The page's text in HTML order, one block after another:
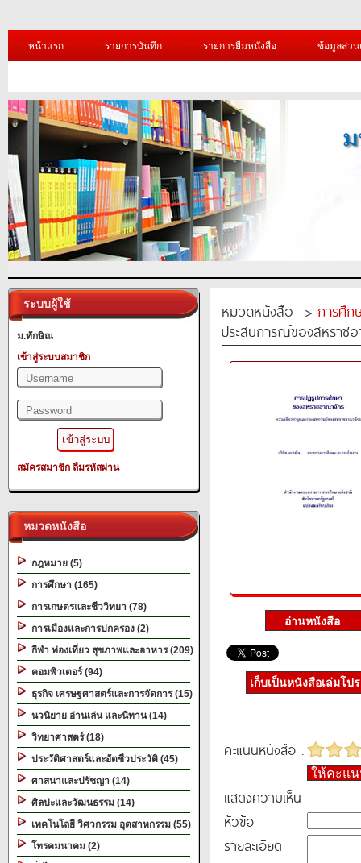
หน้าแรก รายการบันทึก รายการยืมหนังสือ ข้อมูลส่ว
ระบบผู้ใช้
ม.ทักษิณ
เข้าสู่ระบบสมาชิก
สมัครสมาชิก ลืมรหัสผ่าน
หมวดหนังสือ
กฎหมาย (5)
การศึกษา (165)
การเกษตรและชีววิทยา (78)
การเมืองและการปกครอง (2)
กีฬา ท่องเที่ยว สุขภาพและอาหาร (209)
คอมพิวเตอร์ (94)
ธุรกิจ เศรษฐศาสตร์และการจัดการ (15)
นวนิยาย อ่านเล่น และนิทาน (14)
วิทยาศาสตร์ (18)
ประวัติศาสตร์และอัตชีวประวัติ (45)
ศาสนาและปรัชญา (14)
ศิลปะและวัฒนธรรม (14)
เทคโนโลยี วิศวกรรม อุตสาหกรรม (55)
โทรคมนาคม (2)
หมวดหนังสือ -> การศึก
ประสบการณ์ของสหราช
เก็บเป็นหนังสือเล่มโป
คะแนนหนังสือ :
ให้คะแ
แสดงความเห็น
หัวข้อ
รายละเอียด